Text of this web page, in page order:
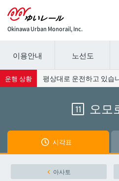
Okinawa Urban Monorail, Inc.
시간표 세부 정보의 방송국 이름
나하
요금표에 대한 자세한 내용은 역
나하
이용안내 노선도
운행 상황 평상대로 운전하고 있습
11 오모
시각표
아사토